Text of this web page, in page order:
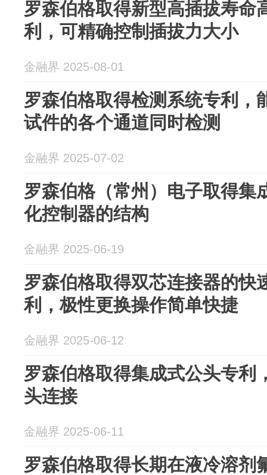
罗森伯格取得新型高插拔寿命
利，可精确控制插拔力大小
金融界 2025-08-01
罗森伯格取得检测系统专利，
试件的各个通道同时检测
金融界 2025-07-02
罗森伯格（常州）电子取得集
化控制器的结构
金融界 2025-06-19
罗森伯格取得双芯连接器的快
利，极性更换操作简单快捷
金融界 2025-06-12
罗森伯格取得集成式公头专利
头连接
金融界 2025-06-11
罗森伯格取得长期在液冷溶剂